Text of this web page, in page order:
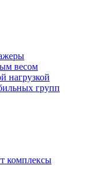
весом
нагрузкой
групп
комплексы